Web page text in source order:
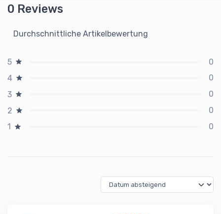
0 Reviews
Durchschnittliche Artikelbewertung
5
0
4
0
3
0
2
0
1
0